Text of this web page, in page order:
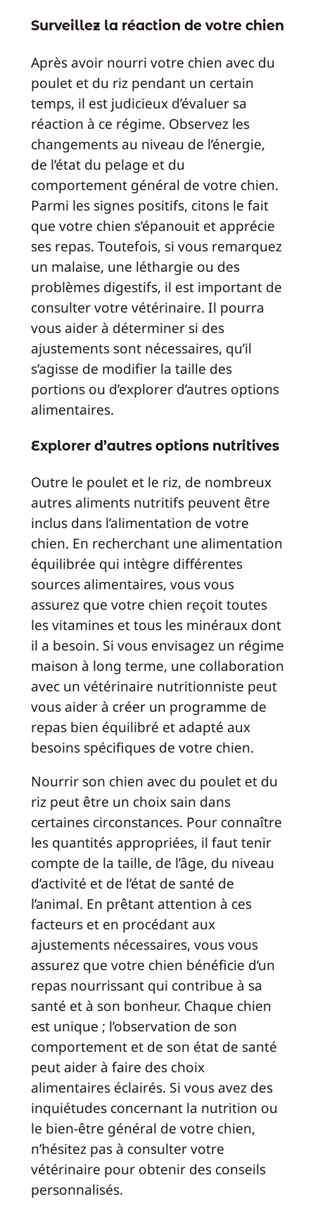
Surveillez la réaction de votre chien
Après avoir nourri votre chien avec du
poulet et du riz pendant un certain
temps, il est judicieux d’évaluer sa
réaction à ce régime. Observez les
changements au niveau de l’énergie,
de l’état du pelage et du
comportement général de votre chien.
Parmi les signes positifs, citons le fait
que votre chien s’épanouit et apprécie
ses repas. Toutefois, si vous remarquez
un malaise, une léthargie ou des
problèmes digestifs, il est important de
consulter votre vétérinaire. Il pourra
vous aider à déterminer si des
ajustements sont nécessaires, qu’il
s’agisse de modifier la taille des
portions ou d’explorer d’autres options
alimentaires.
Explorer d’autres options nutritives
Outre le poulet et le riz, de nombreux
autres aliments nutritifs peuvent être
inclus dans l’alimentation de votre
chien. En recherchant une alimentation
équilibrée qui intègre différentes
sources alimentaires, vous vous
assurez que votre chien reçoit toutes
les vitamines et tous les minéraux dont
il a besoin. Si vous envisagez un régime
maison à long terme, une collaboration
avec un vétérinaire nutritionniste peut
vous aider à créer un programme de
repas bien équilibré et adapté aux
besoins spécifiques de votre chien.
Nourrir son chien avec du poulet et du
riz peut être un choix sain dans
certaines circonstances. Pour connaître
les quantités appropriées, il faut tenir
compte de la taille, de l’âge, du niveau
d’activité et de l’état de santé de
l’animal. En prêtant attention à ces
facteurs et en procédant aux
ajustements nécessaires, vous vous
assurez que votre chien bénéficie d’un
repas nourrissant qui contribue à sa
santé et à son bonheur. Chaque chien
est unique ; l’observation de son
comportement et de son état de santé
peut aider à faire des choix
alimentaires éclairés. Si vous avez des
inquiétudes concernant la nutrition ou
le bien-être général de votre chien,
n’hésitez pas à consulter votre
vétérinaire pour obtenir des conseils
personnalisés.